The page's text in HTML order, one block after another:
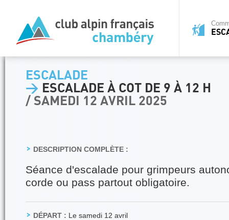
ESCALADE
> ESCALADE À COT DE 9 À 12 H
/ SAMEDI 12 AVRIL 2025
DESCRIPTION COMPLÈTE :
Séance d'escalade pour grimpeurs
corde ou pass partout obligatoire.
DÉPART : Le samedi 12 avril